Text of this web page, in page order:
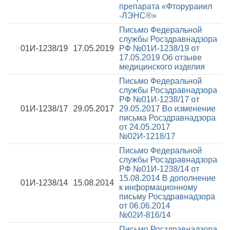
препарата «Фторураиил
-ЛЭНС®»
01И-1238/19 17.05.2019
Письмо Федеральной
службы Росздравнадзора
РФ №01И-1238/19 от
17.05.2019 Об отзыве
медицинского изделия
01И-1238/17 29.05.2017
Письмо Федеральной
службы Росздравнадзора
РФ №01И-1238/17 от
29.05.2017 Во изменение
письма Росздравнадзора
от 24.05.2017
№02И-1218/17
01И-1238/14 15.08.2014
Письмо Федеральной
службы Росздравнадзора
РФ №01И-1238/14 от
15.08.2014 В дополнение
к информационному
письму Росздравнадзора
от 06.06.2014
№02И-816/14